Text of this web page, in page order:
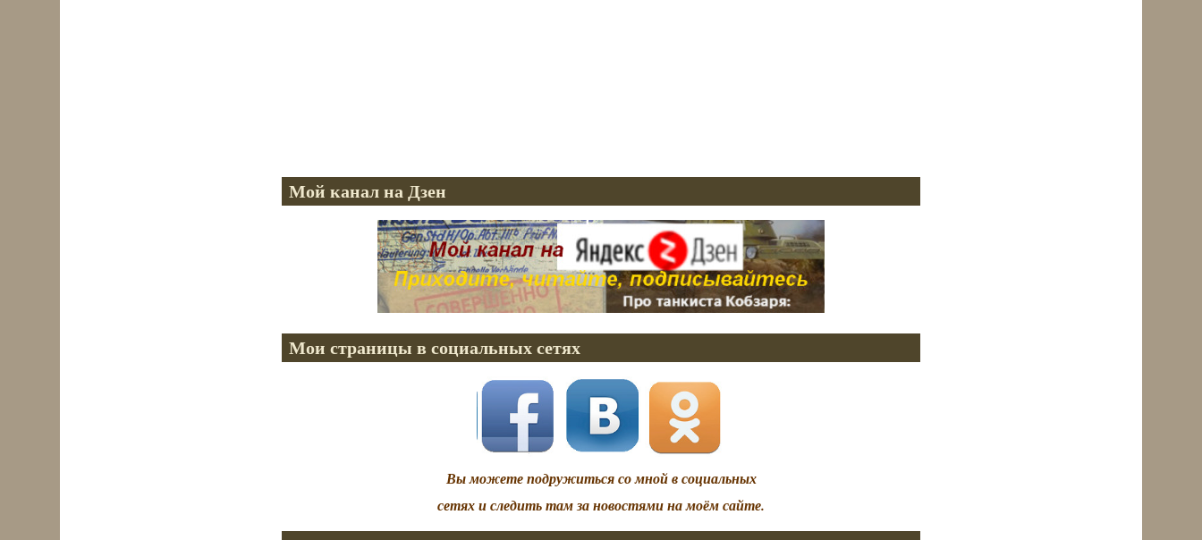
Мой канал на Дзен
Мои страницы в социальных сетях
Вы можете подружиться со мной в социальных
сетях и следить там за новостями на моём сайте.